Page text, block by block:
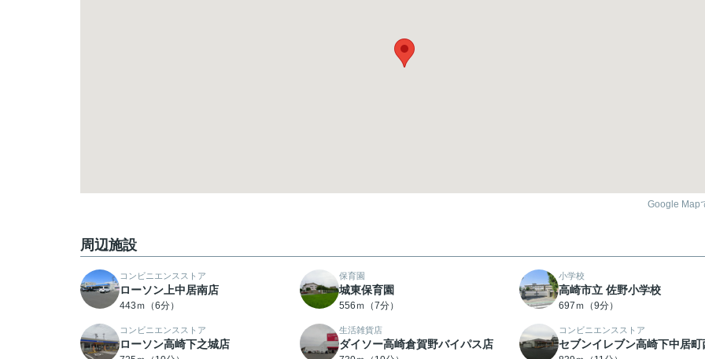
Google Map
周辺施設
コンビニエンスストア
ローソン上中居南店
443ｍ（6分）
保育園
城東保育園
556ｍ（7分）
小学校
高崎市立 佐野小学校
697ｍ（9分）
コンビニエンスストア
ローソン高崎下之城店
生活雑貨店
ダイソー高崎倉賀野バイパス店
コンビニエンスストア
セブンイレブン高崎下中居町